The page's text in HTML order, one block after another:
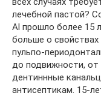
лечебной пастой?
Аl прошло более 15
больше о свойствах
пульпо-
до подвижности, от
дентиннные
антисептикам. 15-